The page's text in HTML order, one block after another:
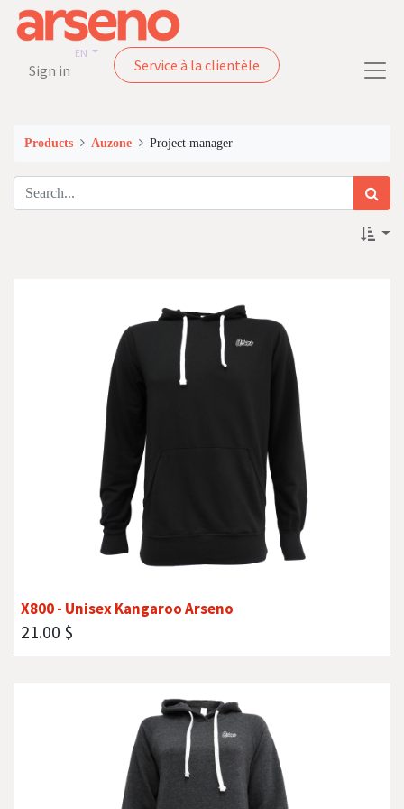
Sign in
EN
Service à la clientèle
Products Auzone Project manager
X800 - Unisex Kangaroo Arseno
21.00 $